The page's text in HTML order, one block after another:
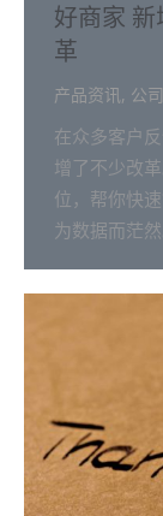
好商家
革
产品资讯, 公
在众多客户
增了不少改
位，帮你快
为数据而茫